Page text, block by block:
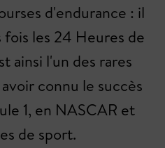
d'endurance : il
les 24 Heures de
ainsi l'un des rares
connu le succès
1, en NASCAR et
de sport.